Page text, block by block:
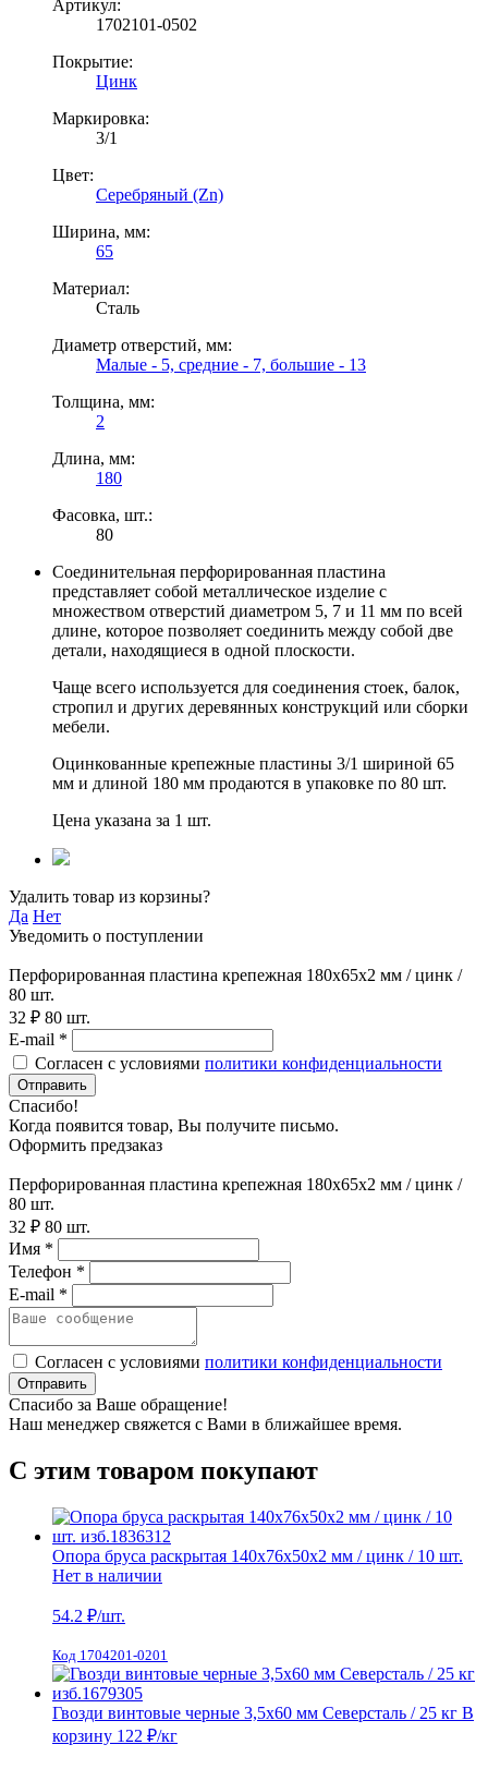
Артикул:
1702101-0502
Покрытие:
Цинк
Маркировка:
3/1
Цвет:
Серебряный (Zn)
Ширина, мм:
65
Материал:
Сталь
Диаметр отверстий, мм:
Малые - 5, средние - 7, большие - 13
Толщина, мм:
2
Длина, мм:
180
Фасовка, шт.:
80
Соединительная перфорированная пластина
представляет собой металлическое изделие с
множеством отверстий диаметром 5, 7 и 11 мм по всей
длине, которое позволяет соединить между собой две
детали, находящиеся в одной плоскости.
Чаще всего используется для соединения стоек, балок,
стропил и других деревянных конструкций или сборки
мебели.
Оцинкованные крепежные пластины 3/1 шириной 65
мм и длиной 180 мм продаются в упаковке по 80 шт.
Цена указана за 1 шт.
Удалить товар из корзины?
Да Нет
Уведомить о поступлении
Перфорированная пластина крепежная 180х65х2 мм / цинк /
80 шт.
32 ₽ 80 шт.
E-mail *
Согласен с условиями политики конфиденциальности
Отправить
Спасибо!
Когда появится товар, Вы получите письмо.
Оформить предзаказ
Перфорированная пластина крепежная 180х65х2 мм / цинк /
80 шт.
32 ₽ 80 шт.
Имя *
Телефон *
E-mail *
Согласен с условиями политики конфиденциальности
Отправить
Спасибо за Ваше обращение!
Наш менеджер свяжется с Вами в ближайшее время.
С этим товаром покупают
Опора бруса раскрытая 140х76х50х2 мм / цинк / 10 шт.
Нет в наличии
54.2 ₽/шт.
Код 1704201-0201
Гвозди винтовые черные 3,5х60 мм Северсталь / 25 кг В
корзину 122 ₽/кг